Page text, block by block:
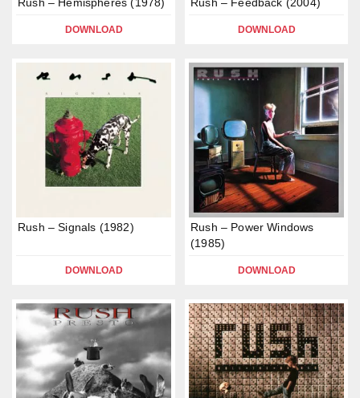
DOWNLOAD DOWNLOAD
Rush – Signals (1982)
DOWNLOAD
Rush – Power Windows
(1985)
DOWNLOAD